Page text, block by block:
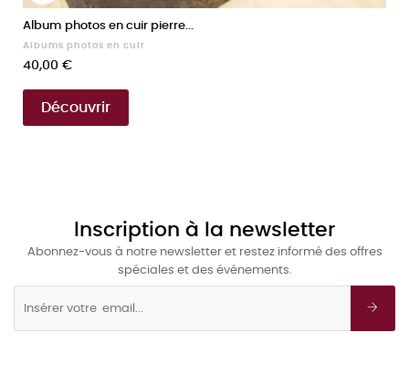
Album photos en cuir pierre...
Albums photos en cuir
Prix
40,00 €
Découvrir
Inscription à la newsletter
Abonnez-vous à notre newsletter et restez informé des offres
spéciales et des événements.